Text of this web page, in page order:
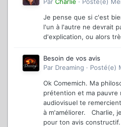
Par Charlie · Posté(e)
Je pense que si c'est
l'un à l'autre ne devrait
d'explication, ou alors
Besoin de vos avis
Par Dreaming · Posté(e)
Ok Comemich. Ma
prétention et ma pauvre
audiovisuel te
à m'améliorer. Charlie,
pour ton avis